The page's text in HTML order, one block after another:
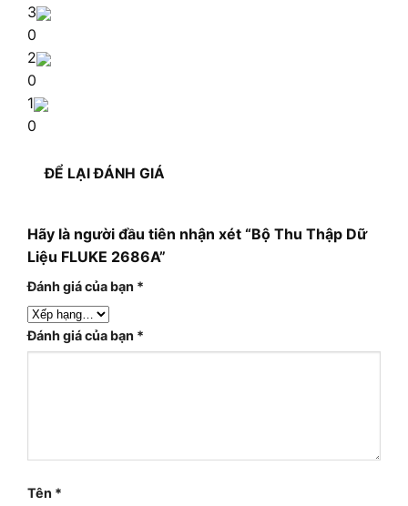
3
0
2
0
1
0
ĐỂ LẠI ĐÁNH GIÁ
Hãy là người đầu tiên nhận xét “Bộ Thu Thập Dữ
Liệu FLUKE 2686A”
Đánh giá của bạn *
Đánh giá của bạn *
Tên *